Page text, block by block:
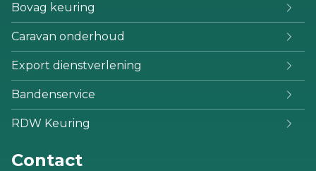
Bovag keuring
Caravan onderhoud
Export dienstverlening
Bandenservice
RDW Keuring
Contact